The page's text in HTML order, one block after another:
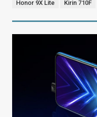
Honor 9X Lite Kirin 710F